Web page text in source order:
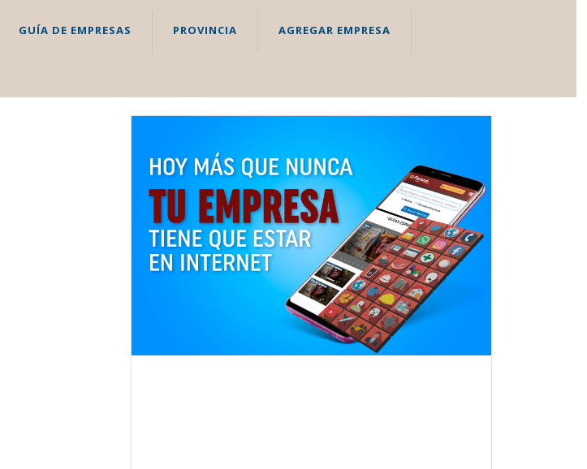
GUÍA DE EMPRESAS PROVINCIA AGREGAR EMPRESA